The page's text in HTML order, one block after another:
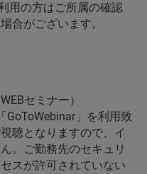
用の方はご所属の確認
合がございます。
セミナー）
GoToWebinar」を利用致
聴となりますので、イ
。ご勤務先のセキュリ
スが許可されていない